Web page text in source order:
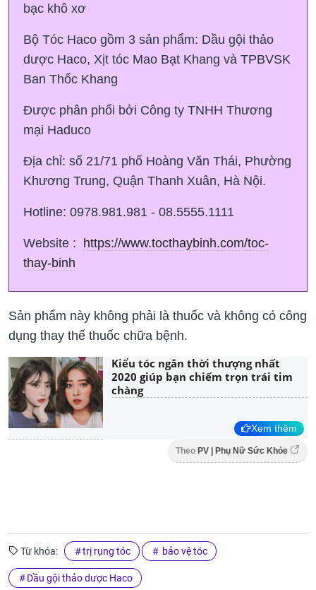
bạc khô xơ
Bộ Tóc Haco gồm 3 sản phẩm: Dầu gội thảo
dược Haco, Xịt tóc Mao Bạt Khang và TPBVSK
Ban Thốc Khang
Được phân phối bởi Công ty TNHH Thương
mại Haduco
Địa chỉ: số 21/71 phố Hoàng Văn Thái, Phường
Khương Trung, Quận Thanh Xuân, Hà Nội.
Hotline: 0978.981.981 - 08.5555.1111
Website : https://www.tocthaybinh.com/toc-
thay-binh
Sản phẩm này không phải là thuốc và không có công
dụng thay thế thuốc chữa bệnh.
Kiểu tóc ngắn thời thượng nhất
2020 giúp bạn chiếm trọn trái tim
chàng
Xem thêm
Theo PV | Phụ Nữ Sức Khỏe
Từ khóa: trị rụng tóc bảo vệ tóc
Dầu gội thảo dược Haco